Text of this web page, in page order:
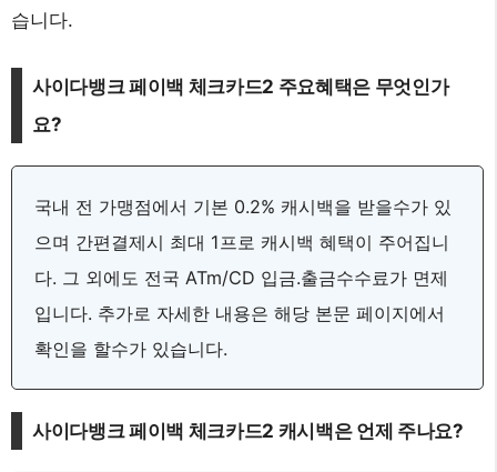
습니다.
사이다뱅크 페이백 체크카드2 주요혜택은 무엇인가
요?
국내 전 가맹점에서 기본 0.2% 캐시백을 받을수가 있
으며 간편결제시 최대 1프로 캐시백 혜택이 주어집니
다. 그 외에도 전국 ATm/CD 입금.출금수수료가 면제
입니다. 추가로 자세한 내용은 해당 본문 페이지에서
확인을 할수가 있습니다.
사이다뱅크 페이백 체크카드2 캐시백은 언제 주나요?